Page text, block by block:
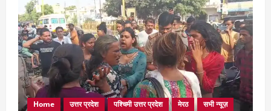
Home उत्तर प्रदेश पश्चिमी उत्तर प्रदेश मेरठ सभी न्यूज़